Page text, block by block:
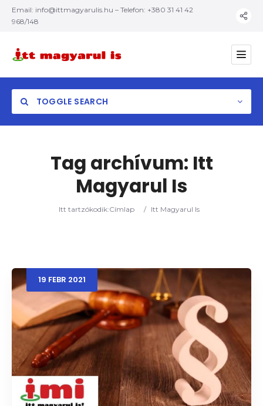
Email: info@ittmagyarulis.hu – Telefon: +380 31 41 42
968/148
TOGGLE SEARCH
Keresés
Tag archívum: Itt
Magyarul Is
Itt tartzókodik:Címlap / Itt Magyarul Is
19 FEBR 2021